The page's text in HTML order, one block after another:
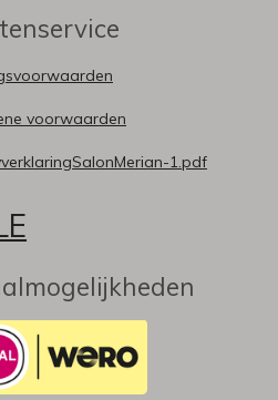
voorwaarden
1.pdf